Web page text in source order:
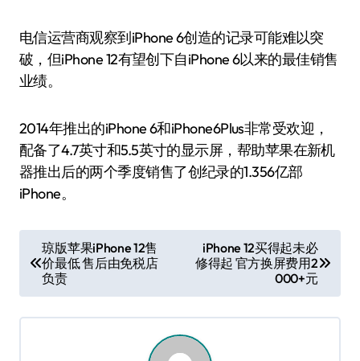
电信运营商观察到iPhone 6创造的记录可能难以突
破，但iPhone 12有望创下自iPhone 6以来的最佳销售
业绩。
2014年推出的iPhone 6和iPhone6Plus非常受欢迎，
配备了4.7英寸和5.5英寸的显示屏，帮助苹果在新机
器推出后的两个季度销售了创纪录的1.356亿部
iPhone。
章
导
航
琼版苹果iPhone 12售
价最低 售后由免税店
负责
iPhone 12买得起未必
修得起 官方换屏费用2
000+元